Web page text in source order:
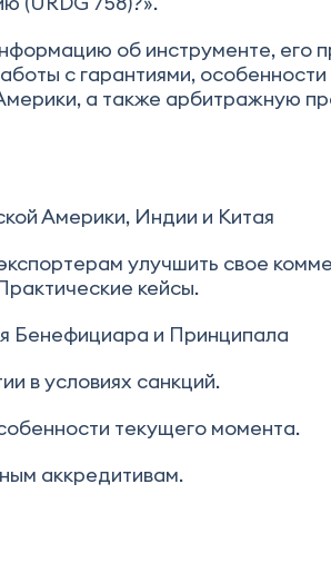
об инструменте, его
с гарантиями,
а также арбитражную
Америки, Индии и Китая
улучшить свое
кейсы.
Бенефициара и Принципала
в условиях санкций.
текущего момента.
аккредитивам.